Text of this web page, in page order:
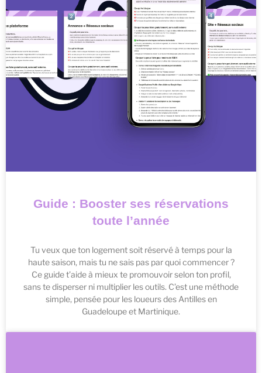
Guide : Booster ses réservations
toute l’année
Tu veux que ton logement soit réservé à temps pour la
haute saison, mais tu ne sais pas par quoi commencer ?
Ce guide t’aide à mieux te promouvoir selon ton profil,
sans te disperser ni multiplier les outils. C’est une méthode
simple, pensée pour les loueurs des Antilles en
Guadeloupe et Martinique.